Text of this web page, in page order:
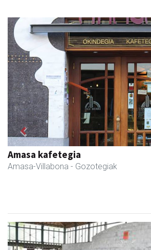
Fleming Herri Eskola
Amasa-Villabona - Hezkuntza
Previous